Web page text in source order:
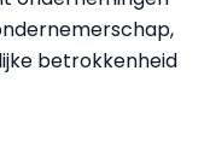
betrokkenheid